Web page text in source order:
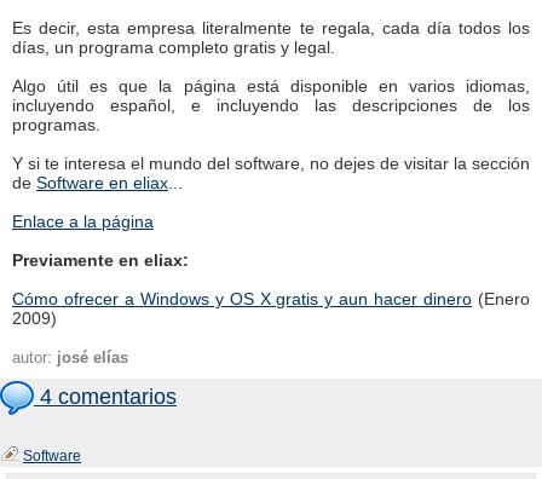
Es decir, esta empresa literalmente te regala, cada día todos los
días, un programa completo gratis y legal.
Algo útil es que la página está disponible en varios idiomas,
incluyendo español, e incluyendo las descripciones de los
programas.
Y si te interesa el mundo del software, no dejes de visitar la sección
de Software en eliax
Enlace a la página
Previamente en eliax:
Cómo ofrecer a Windows y OS X gratis y aun hacer dinero (Enero
2009)
autor: josé elías
4 comentarios
Software